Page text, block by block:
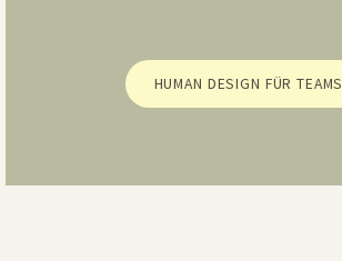
HUMAN DESIGN FÜR TEAMS